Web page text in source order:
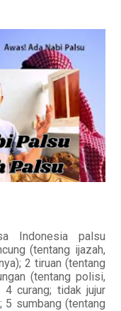
Indonesia palsu
(tentang ijazah,
2 tiruan (tentang
(tentang polisi,
4 curang; tidak jujur
5 sumbang (tentang